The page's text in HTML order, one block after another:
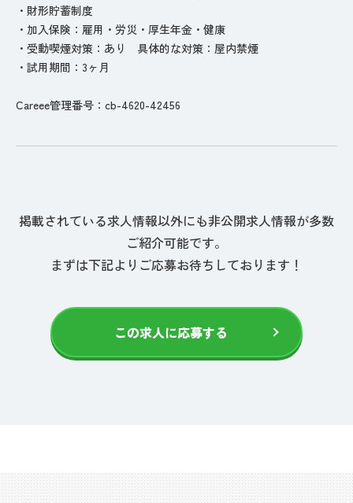
・財形貯蓄制度
・加入保険：雇用・労災・厚生年金・健康
・受動喫煙対策：あり 具体的な対策：屋内禁煙
・試用期間：3ヶ月
Careee管理番号：cb-4620-42456
掲載されている求人情報以外にも非公開求人情報が多数
ご紹介可能です。
まずは下記よりご応募お待ちしております！
この求人に応募する